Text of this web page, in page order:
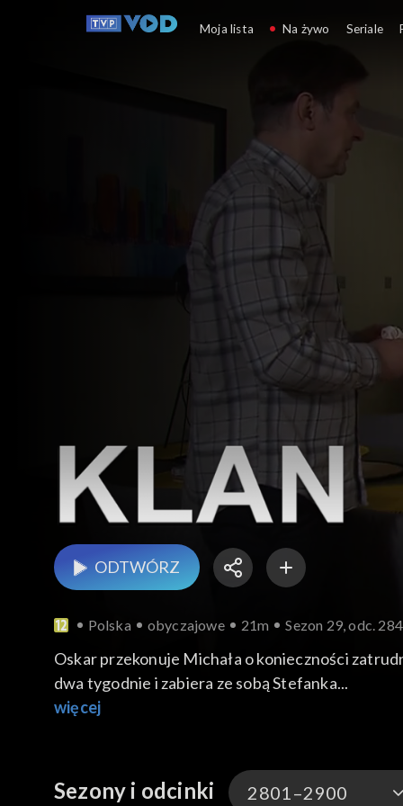
Klan
ODTWÓRZ
Polska obyczajowe 21m Sezon 29, odc.
Oskar przekonuje Michała o konieczności
dwa tygodnie i zabiera ze sobą Stefanka...
więcej
Sezony i odcinki 2801–2900
Moja lista Na żywo Seriale